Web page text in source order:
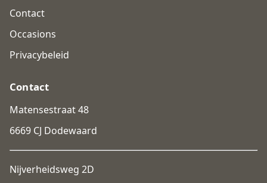
Contact
Occasions
Privacybeleid
Contact
Matensestraat 48
6669 CJ Dodewaard
Nijverheidsweg 2D